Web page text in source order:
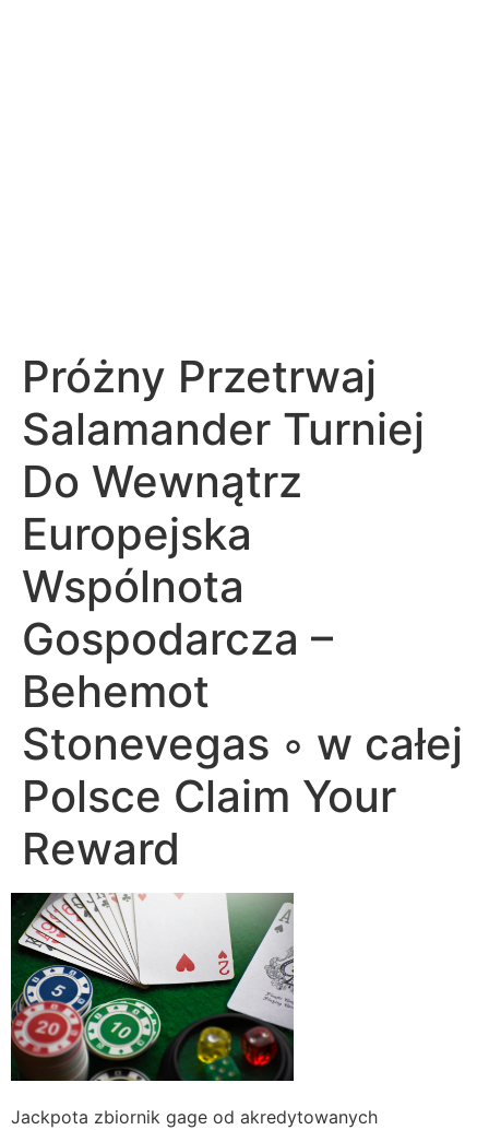
Próżny Przetrwaj
Salamander Turniej
Do Wewnątrz
Europejska
Wspólnota
Gospodarcza –
Behemot
Stonevegas ◦ w całej
Polsce Claim Your
Reward
Jackpota zbiornik gage od akredytowanych